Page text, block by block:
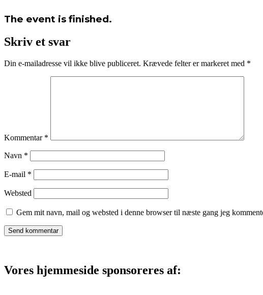
The event is finished.
Skriv et svar
Din e-mailadresse vil ikke blive publiceret. Krævede felter er markeret med *
Kommentar *
Navn *
E-mail *
Websted
Gem mit navn, mail og websted i denne browser til næste gang jeg
Vores hjemmeside sponsoreres af: